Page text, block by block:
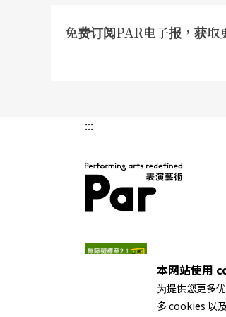
免费订阅PAR电子报，获取
:::
本网站使用
为提供您更多
多 cookies 以